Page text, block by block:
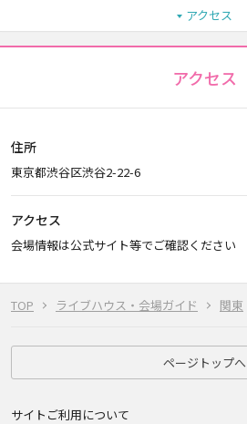
TOP ライブハウス・会場ガイド 関東
アクセス
アクセス
住所
東京都渋谷区渋谷2-22-6
アクセス
会場情報は公式サイト等でご確認ください
ページトップへ
サイトご利用について